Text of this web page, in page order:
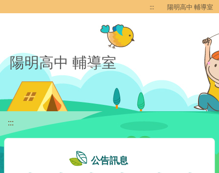
::: 陽明高中 輔導室
陽明高中 輔導室
:::
公告訊息